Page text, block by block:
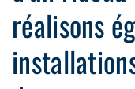
réalisons